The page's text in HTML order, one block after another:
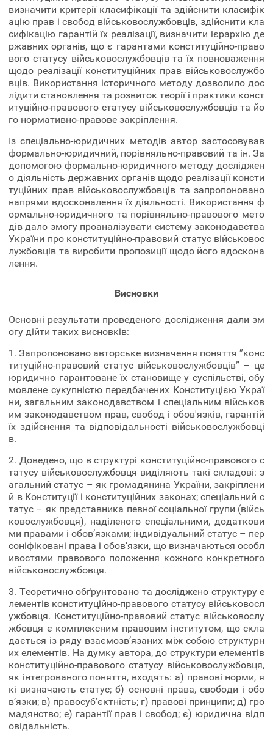
визначити критерії класифікації та здійснити класифік
ацію прав і свобод військовослужбовців, здійснити кла
сифікацію гарантій їх реалізації, визначити ієрархію де
ржавних органів, що є гарантами конституційно-право
вого статусу військовослужбовців та їх повноваження
щодо реалізації конституційних прав військовослужбо
вців. Використання історичного методу дозволило дос
лідити становлення та розвиток теорії і практики конст
итуційно-правового статусу військовослужбовців та йо
го нормативно-правове закріплення.
Із спеціально-юридичних методів автор застосовував
формально-юридичний, порівняльно-правовий та ін. За
допомогою формально-юридичного методу досліджен
о діяльність державних органів щодо реалізації консти
туційних прав військовослужбовців та запропоновано
напрями вдосконалення їх діяльності. Використання ф
ормально-юридичного та порівняльно-правового мето
дів дало змогу проаналізувати систему законодавства
України про конституційно-правовий статус військовос
лужбовців та виробити пропозиції щодо його вдоскона
лення.
Висновки
Основні результати проведеного дослідження дали зм
огу дійти таких висновків:
1. Запропоновано авторське визначення поняття ”конс
титуційно-правовий статус військовослужбовців” – це
юридично гарантоване їх становище у суспільстві, обу
мовлене сукупністю передбачених Конституцією Украї
ни, загальним законодавством і спеціальним військов
им законодавством прав, свобод і обов'язків, гарантій
їх здійснення та відповідальності військовослужбовці
в.
2. Доведено, що в структурі конституційно-правового с
татусу військовослужбовця виділяють такі складові: з
агальний статус – як громадянина України, закріплени
й в Конституції і конституційних законах; спеціальний с
татус – як представника певної соціальної групи (війсь
ковослужбовця), наділеного спеціальними, додаткови
ми правами і обов’язками; індивідуальний статус – пер
соніфіковані права і обов’язки, що визначаються особл
ивостями правового положення кожного конкретного
військовослужбовця.
3. Теоретично обґрунтовано та досліджено структуру е
лементів конституційно-правового статусу військовосл
ужбовця. Конституційно-правовий статус військовослу
жбовця є комплексним правовим інститутом, що скла
дається із ряду взаємозв’язаних між собою структурн
их елементів. На думку автора, до структури елементів
конституційно-правового статусу військовослужбовця,
як інтегрованого поняття, входять: а) правові норми, я
кі визначають статус; б) основні права, свободи і обо
в’язки; в) правосуб’єктність; г) правові принципи; д) гро
мадянство; е) гарантії прав і свобод; є) юридична відп
овідальність.